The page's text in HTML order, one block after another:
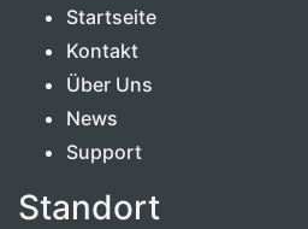
Startseite
Kontakt
Über Uns
News
Support
Standort